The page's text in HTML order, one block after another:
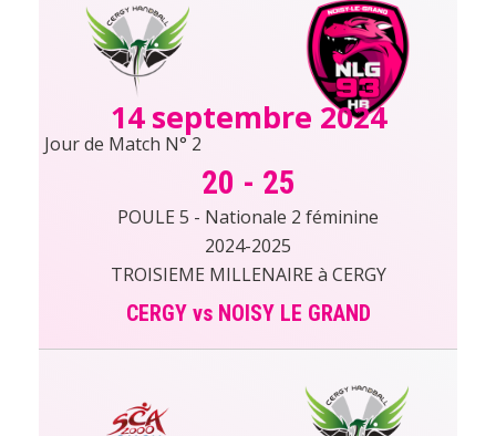
14 septembre 2024
Jour de Match N° 2
20 - 25
POULE 5 - Nationale 2 féminine
2024-2025
TROISIEME MILLENAIRE à CERGY
CERGY vs NOISY LE GRAND